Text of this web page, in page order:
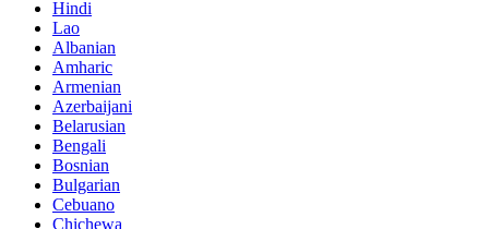
Hindi
Lao
Albanian
Amharic
Armenian
Azerbaijani
Belarusian
Bengali
Bosnian
Bulgarian
Cebuano
Chichewa